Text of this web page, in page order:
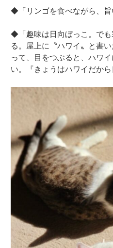
◆「リンゴを食べながら、旨
◆「趣味は日向ぼっこ。で
る。屋上に〝ハワイ〟と書
って、目をつぶると、ハワ
い。『きょうはハワイだから